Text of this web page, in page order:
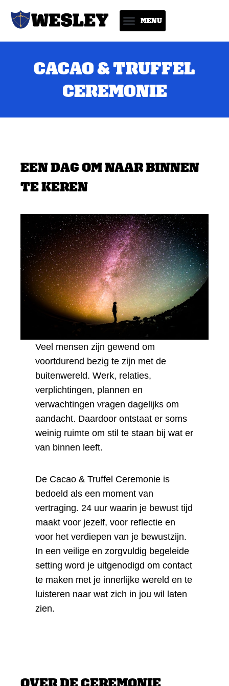
CACAO & TRUFFEL
CEREMONIE
EEN DAG OM NAAR BINNEN
TE KEREN
Veel mensen zijn gewend om
voortdurend bezig te zijn met de
buitenwereld. Werk, relaties,
verplichtingen, plannen en
verwachtingen vragen dagelijks om
aandacht. Daardoor ontstaat er soms
weinig ruimte om stil te staan bij wat er
van binnen leeft.
De Cacao & Truffel Ceremonie is
bedoeld als een moment van
vertraging. 24 uur waarin je bewust tijd
maakt voor jezelf, voor reflectie en
voor het verdiepen van je bewustzijn.
In een veilige en zorgvuldig begeleide
setting word je uitgenodigd om contact
te maken met je innerlijke wereld en te
luisteren naar wat zich in jou wil laten
zien.